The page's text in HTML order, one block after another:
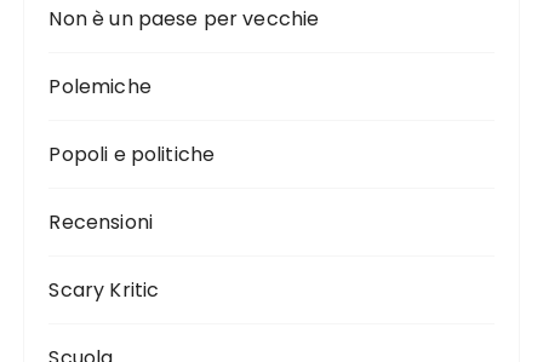
Non è un paese per vecchie
Polemiche
Popoli e politiche
Recensioni
Scary Kritic